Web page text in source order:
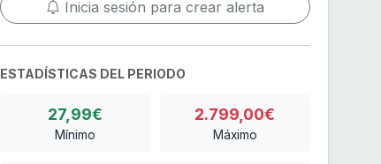
Inicia sesión para crear alerta
ESTADÍSTICAS DEL PERIODO
27,99€
Mínimo
2.799,00€
Máximo